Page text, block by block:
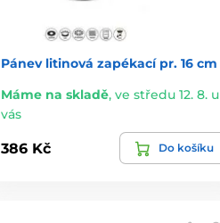
Pánev litinová zapékací pr. 16 cm
Máme na skladě, ve středu 12. 8. u
vás
386 Kč Do košíku